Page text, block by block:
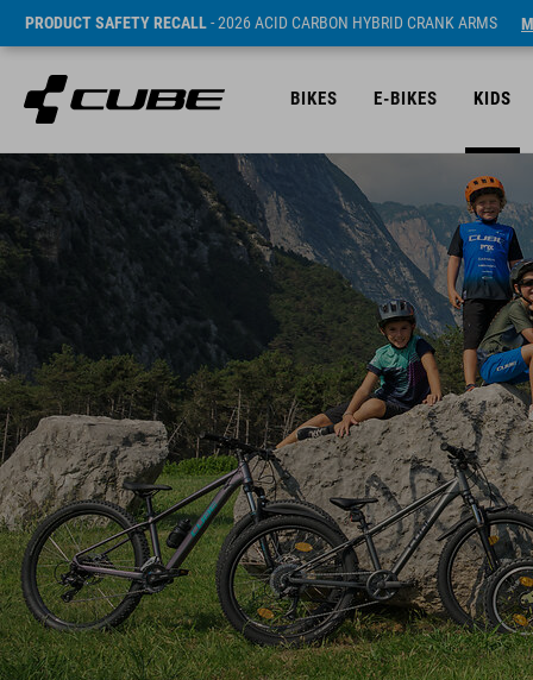
PRODUCT SAFETY RECALL- 2026 ACID CARBON HYBRID CRANK ARMS
BIKES E-BIKES KIDS